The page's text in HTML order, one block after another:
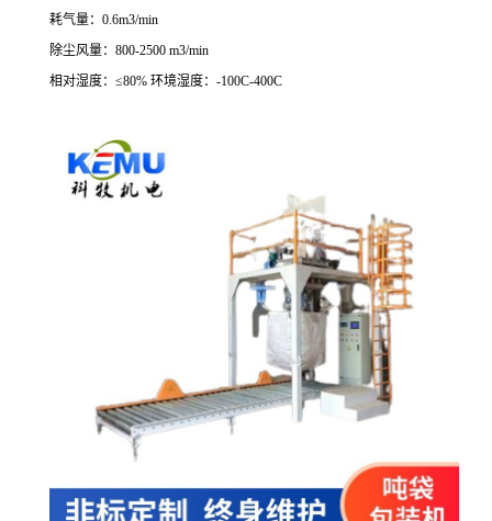
耗气量： 0.6m3/min
除尘风量： 800-2500 m3/min
相对湿度： ≤80% 环境湿度： -100C-400C